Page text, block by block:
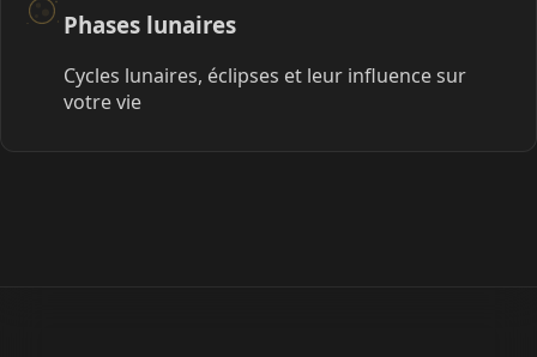
Phases lunaires
Cycles lunaires, éclipses et leur influence sur
votre vie